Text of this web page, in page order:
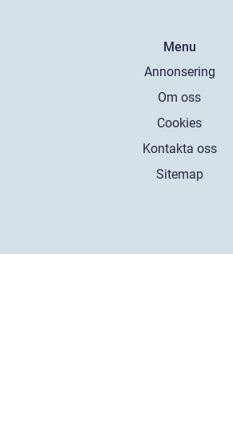
Menu
Annonsering
Om oss
Cookies
Kontakta oss
Sitemap